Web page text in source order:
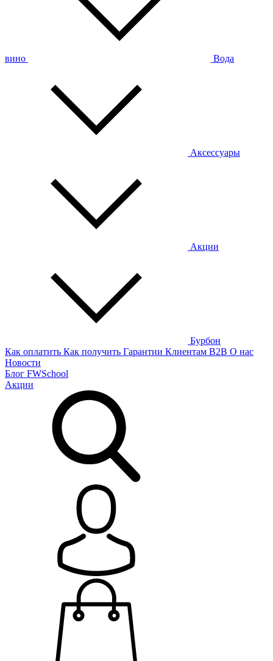
вино Вода
Аксессуары
Акции
Бурбон
Как оплатить Как получить Гарантии Клиентам B2B О нас
Новости
Блог FWSchool
Акции